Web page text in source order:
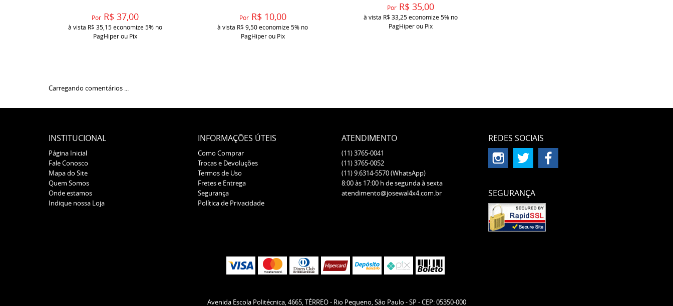
Por R$ 37,00
à vista R$ 35,15economize5% no
PagHiper ou Pix
Por R$ 10,00
à vista R$ 9,50economize5% no
PagHiper ou Pix
Por R$ 35,00
à vista R$ 33,25economize5% no
PagHiper ou Pix
Carregando comentários ...
INSTITUCIONAL
Página Inicial
Fale Conosco
Mapa do Site
Quem Somos
Onde estamos
Indique nossa Loja
INFORMAÇÕES ÚTEIS
Como Comprar
Trocas e Devoluções
Termos de Uso
Fretes e Entrega
Segurança
Política de Privacidade
ATENDIMENTO
(11)3765-0041
(11)3765-0052
(11)9.6314-5570(WhatsApp)
8:00 às 17:00 h de segunda à sexta
atendimento@josewal4x4.com.br
REDES SOCIAIS
SEGURANÇA
Avenida Escola Politécnica, 4665, TÉRREO- Rio Pequeno, São Paulo -SP -CEP: 05350-000